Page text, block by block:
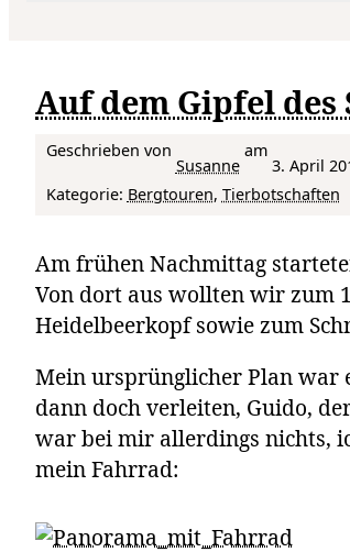
Auf dem Gipfel des
Geschrieben von
Susanne
am
3. April
Kategorie: Bergtouren, Tierbotschaften
Am frühen Nachmittag
Von dort aus wollten wir zum
Heidelbeerkopf sowie zum
Mein ursprünglicher Plan war
dann doch verleiten, Guido,
war bei mir allerdings nichts,
mein Fahrrad: